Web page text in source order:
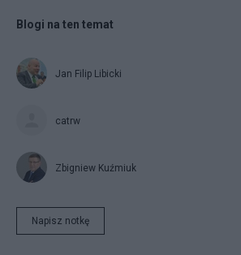
Blogi na ten temat
Jan Filip Libicki
catrw
Zbigniew Kuźmiuk
Napisz notkę